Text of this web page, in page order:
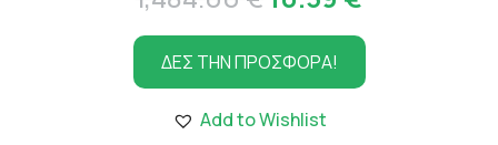
price
was:
1,484.00 €.
τρέχουσα
τιμή
ΔΕΣ ΤΗΝ ΠΡΟΣΦΟΡΑ!
Add to Wishlist